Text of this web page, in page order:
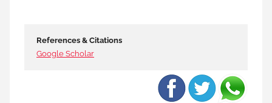
References & Citations
Google Scholar